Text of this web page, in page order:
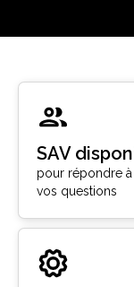
SAV
pour répondre
vos questions